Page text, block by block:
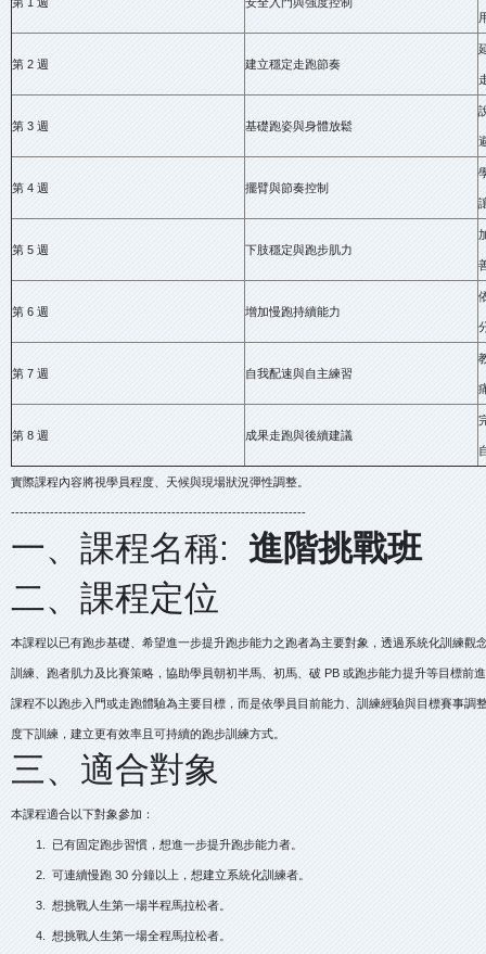
第 2 週 建立穩定走跑節奏
第 3 週 基礎跑姿與身體放鬆
第 4 週 擺臂與節奏控制
第 5 週 下肢穩定與跑步肌力
第 6 週 增加慢跑持續能力
第 7 週 自我配速與自主練習
第 8 週 成果走跑與後續建議
實際課程內容將視學員程度、天候與現場狀況彈性調整。
--------------------------------------------------------------------
一、課程名稱: 進階挑戰班
二、課程定位
本課程以已有跑步基礎、希望進一步提升跑步能力之跑者為主要對象，透過系統化訓練觀
訓練、跑者肌力及比賽策略，協助學員朝初半馬、初馬、破 PB 或跑步能力提升等目標前
課程不以跑步入門或走跑體驗為主要目標，而是依學員目前能力、訓練經驗與目標賽事調
度下訓練，建立更有效率且可持續的跑步訓練方式。
三、適合對象
本課程適合以下對象參加：
1. 已有固定跑步習慣，想進一步提升跑步能力者。
2. 可連續慢跑 30 分鐘以上，想建立系統化訓練者。
3. 想挑戰人生第一場半程馬拉松者。
4. 想挑戰人生第一場全程馬拉松者。